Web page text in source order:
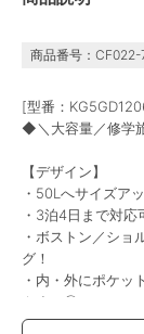
商品番号：CF022-
[型番：
◆＼大容量／修学
【デザイン】
・50Lへサイズア
・3泊4日まで対
・ボストン／ショ
グ！
・内・外にポケッ
やすい◎
・肩ショルダーに